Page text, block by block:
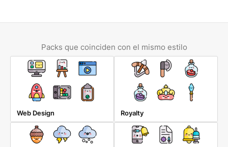
Packs que coinciden con el mismo estilo
Web Design Royalty